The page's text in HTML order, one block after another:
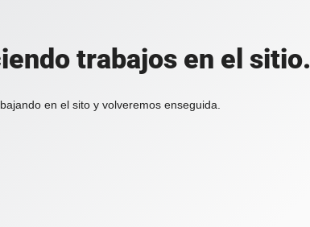
trabajos en el sitio.
en el sito y volveremos enseguida.